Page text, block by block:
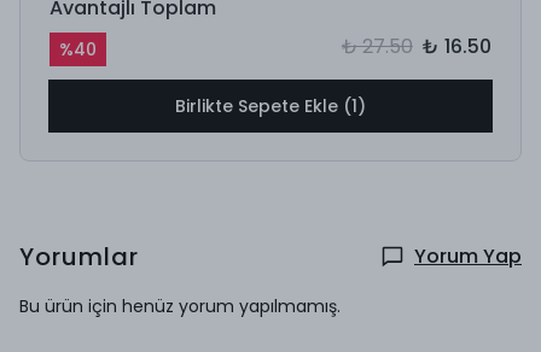
Avantajlı Toplam
%40 ₺ 27.50 ₺ 16.50
Birlikte Sepete Ekle (1)
Yorumlar Yorum Yap
Bu ürün için henüz yorum yapılmamış.